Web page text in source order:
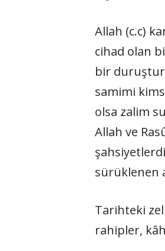
Allah (c.c)
cihad olan
bir
samimi
olsa zalim
Allah ve
sürüklenen
Tarihteki
rahipler,